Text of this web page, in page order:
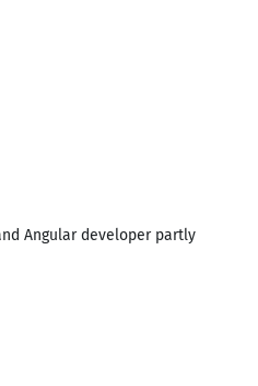
Angular developer partly